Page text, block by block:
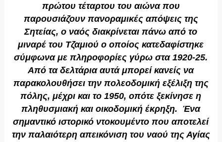
πρώτου τέταρτου του αιώνα που
παρουσιάζουν πανοραμικές απόψεις της
Σητείας, ο ναός διακρίνεται πάνω από το
μιναρέ του Τζαμιού ο οποίος κατεδαφίστηκε
σύμφωνα με πληροφορίες γύρω στα 1920-25.
Από τα δελτάρια αυτά μπορεί κανείς να
παρακολουθήσει την πολεοδομική εξέλιξη της
πόλης, μέχρι και το 1950, οπότε ξεκίνησε η
πληθυσμιακή και οικοδομική έκρηξη. Ένα
σημαντικό ιστορικό ντοκουμέντο που αποτελεί
την παλαιότερη απεικόνιση του ναού της Αγίας